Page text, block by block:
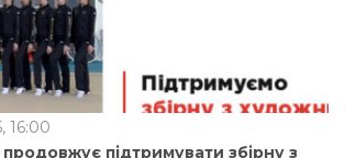
16:00
підтримувати збірну з